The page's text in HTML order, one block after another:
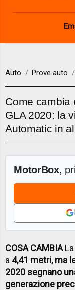
Auto Prove auto
Come cambia
GLA 2020: la
Automatic in
MotorBox,
COSA CAMBIALa
a 4,41 metri, ma
2020 segnano
generazione